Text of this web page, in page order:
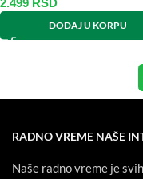
2.499 RSD
DODAJ U KORPU
RADNO VREME NAŠE
Naše radno vreme je